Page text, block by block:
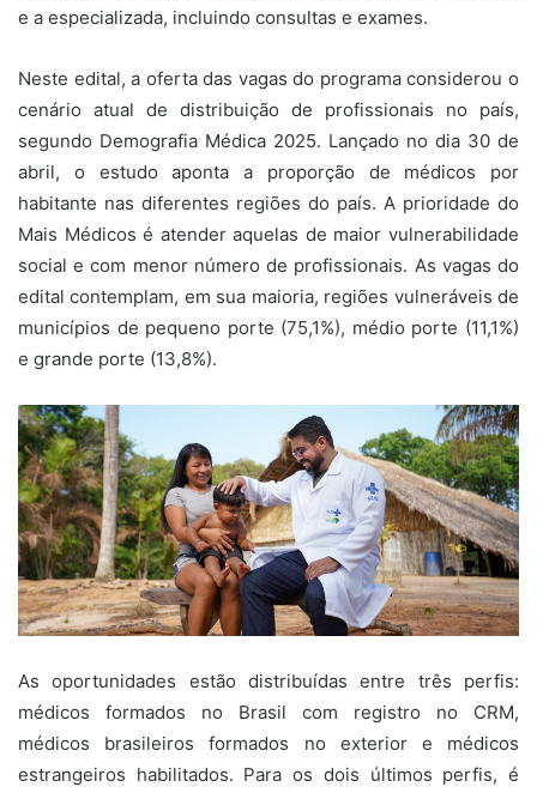
e a especializada, incluindo consultas e exames.
Neste edital, a oferta das vagas do programa considerou o
cenário atual de distribuição de profissionais no país,
segundo Demografia Médica 2025. Lançado no dia 30 de
abril, o estudo aponta a proporção de médicos por
habitante nas diferentes regiões do país. A prioridade do
Mais Médicos é atender aquelas de maior vulnerabilidade
social e com menor número de profissionais. As vagas do
edital contemplam, em sua maioria, regiões vulneráveis de
municípios de pequeno porte (75,1%), médio porte (11,1%)
e grande porte (13,8%).
As oportunidades estão distribuídas entre três perfis:
médicos formados no Brasil com registro no CRM,
médicos brasileiros formados no exterior e médicos
estrangeiros habilitados. Para os dois últimos perfis, é